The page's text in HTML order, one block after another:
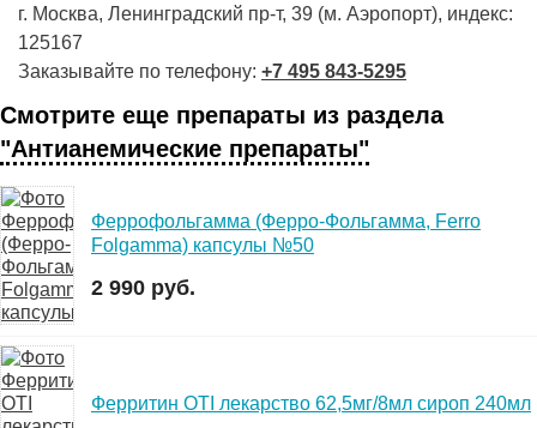
г. Москва, Ленинградский пр-т, 39 (м. Аэропорт), индекс:
125167
Заказывайте по телефону: +7 495 843-5295
Смотрите еще препараты из раздела
"Антианемические препараты"
Феррофольгамма (Ферро-Фольгамма, Ferro
Folgamma) капсулы №50
2 990 руб.
Ферритин OTI лекарство 62,5мг/8мл сироп 240мл